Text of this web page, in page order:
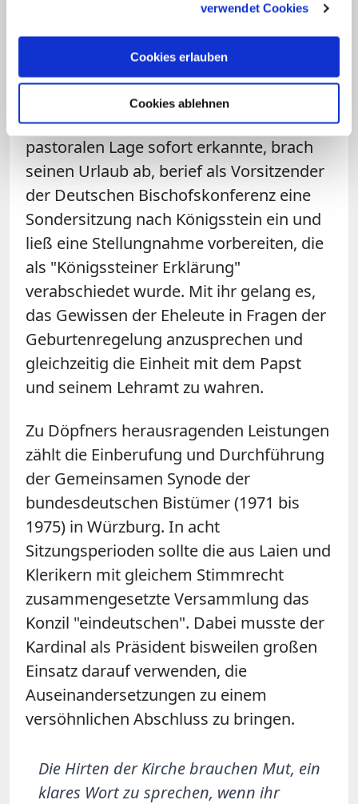
verwendet Cookies
Cookies erlauben
Cookies ablehnen
"Humanae vitae" mit dem Verbot
empfängnisverhütender Mittel.
"Königssteiner Erklärung"
Döpfner, der den Ernst der entstandenen
pastoralen Lage sofort erkannte, brach
seinen Urlaub ab, berief als Vorsitzender
der Deutschen Bischofskonferenz eine
Sondersitzung nach Königsstein ein und
ließ eine Stellungnahme vorbereiten, die
als "Königssteiner Erklärung"
verabschiedet wurde. Mit ihr gelang es,
das Gewissen der Eheleute in Fragen der
Geburtenregelung anzusprechen und
gleichzeitig die Einheit mit dem Papst
und seinem Lehramt zu wahren.
Zu Döpfners herausragenden Leistungen
zählt die Einberufung und Durchführung
der Gemeinsamen Synode der
bundesdeutschen Bistümer (1971 bis
1975) in Würzburg. In acht
Sitzungsperioden sollte die aus Laien und
Klerikern mit gleichem Stimmrecht
zusammengesetzte Versammlung das
Konzil "eindeutschen". Dabei musste der
Kardinal als Präsident bisweilen großen
Einsatz darauf verwenden, die
Auseinandersetzungen zu einem
versöhnlichen Abschluss zu bringen.
Die Hirten der Kirche brauchen Mut, ein
klares Wort zu sprechen, wenn ihr